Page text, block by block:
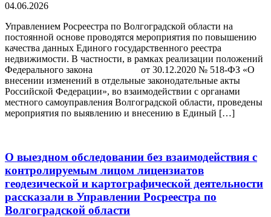
04.06.2026
Управлением Росреестра по Волгоградской области на
постоянной основе проводятся мероприятия по повышению
качества данных Единого государственного реестра
недвижимости. В частности, в рамках реализации положений
Федерального закона от 30.12.2020 № 518-ФЗ «О
внесении изменений в отдельные законодательные акты
Российской Федерации», во взаимодействии с органами
местного самоуправления Волгоградской области, проведены
мероприятия по выявлению и внесению в Единый […]
О выездном обследовании без взаимодействия с
контролируемым лицом лицензиатов
геодезической и картографической деятельности
рассказали в Управлении Росреестра по
Волгоградской области